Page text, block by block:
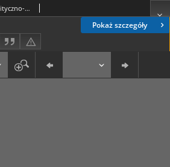
Pokaż szczegóły
Drogi Polski : miesięcznik polityczno-gospodarczy. R. 2, nr 3 (marzec 1923)